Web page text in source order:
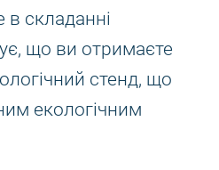
складанні
що ви отримаєте
стенд, що
екологічним